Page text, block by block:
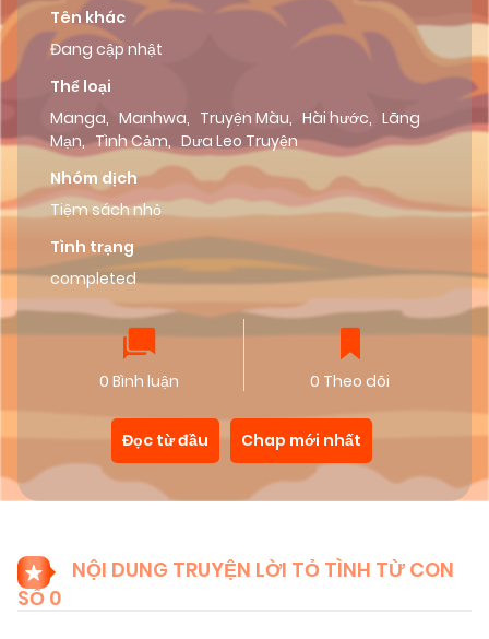
Tên khác
Đang cập nhật
Thể loại
Manga, Manhwa, Truyện Màu, Hài hước, Lãng
Mạn, Tình Cảm, Dưa Leo Truyện
Nhóm dịch
Tiệm sách nhỏ
Tình trạng
completed
0 Bình luận 0 Theo dõi
Đọc từ đầu Chap mới nhất
NỘI DUNG TRUYỆN LỜI TỎ TÌNH TỪ CON
SỐ 0